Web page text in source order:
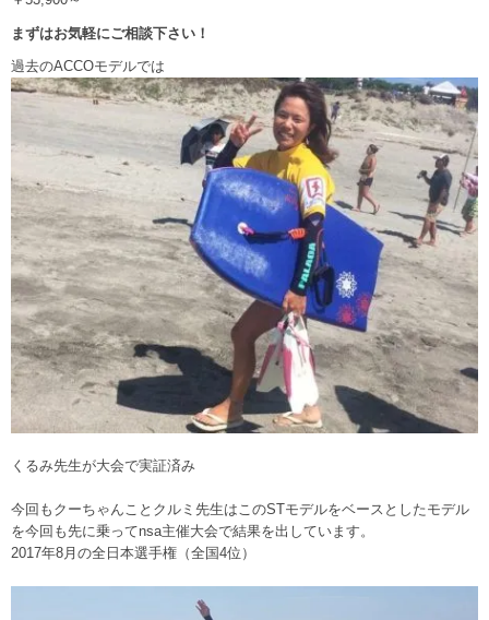
まずはお気軽にご相談下さい！
過去のACCOモデルでは
くるみ先生が大会で実証済み
今回もクーちゃんことクルミ先生はこのSTモデルをベースとしたモデル
を今回も先に乗ってnsa主催大会で結果を出しています。
2017年8月の全日本選手権（全国4位）